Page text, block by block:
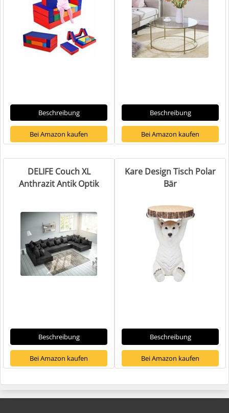
Beschreibung
Bei Amazon kaufen
Beschreibung
Bei Amazon kaufen
DELIFE Couch XL
Anthrazit Antik Optik
Beschreibung
Bei Amazon kaufen
Kare Design Tisch Polar
Bär
Beschreibung
Bei Amazon kaufen